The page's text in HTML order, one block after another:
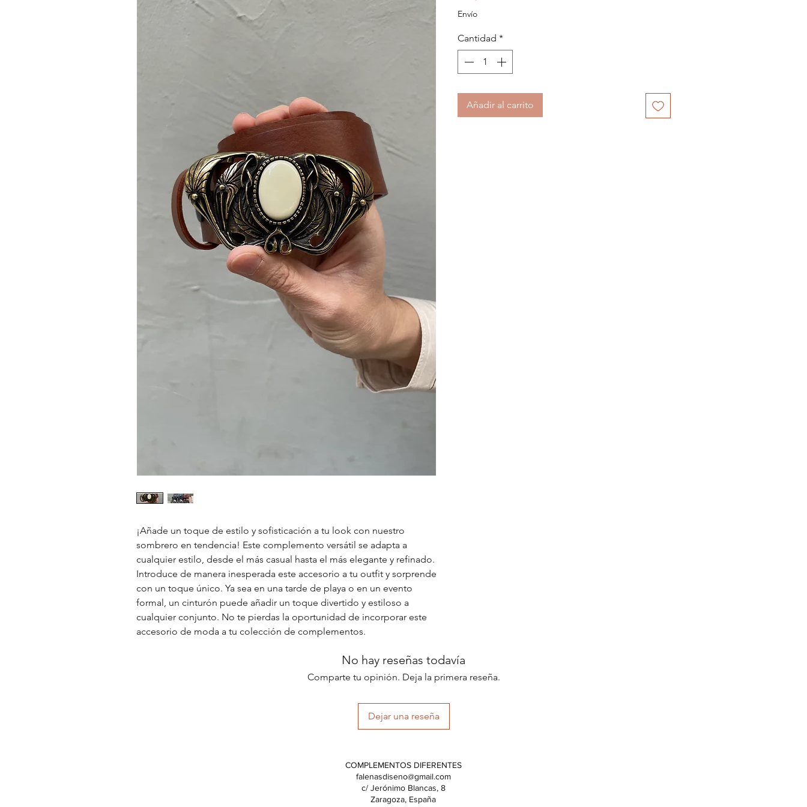
¡Añade un toque de estilo y sofisticación a tu look con nuestro
sombrero en tendencia! Este complemento versátil se adapta a
cualquier estilo, desde el más casual hasta el más elegante y refinado.
Introduce de manera inesperada este accesorio a tu outfit y sorprende
con un toque único. Ya sea en una tarde de playa o en un evento
formal, un cinturón puede añadir un toque divertido y estiloso a
cualquier conjunto. No te pierdas la oportunidad de incorporar este
accesorio de moda a tu colección de complementos.
Envío
Cantidad *
Añadir al carrito
No hay reseñas todavía
Comparte tu opinión. Deja la primera reseña.
Dejar una reseña
COMPLEMENTOS DIFERENTES
falenasdiseno@gmail.com
c/ Jerónimo Blancas, 8
Zaragoza, España